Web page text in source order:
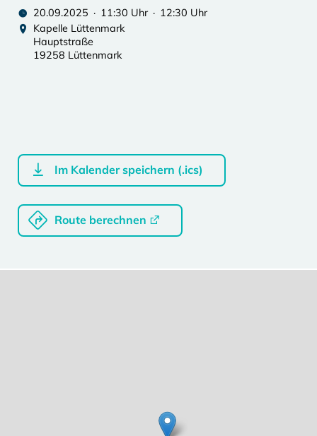
20.09.2025 · 11:30 Uhr · 12:30 Uhr
Kapelle Lüttenmark
Hauptstraße
19258 Lüttenmark
Im Kalender speichern (.ics)
Route berechnen